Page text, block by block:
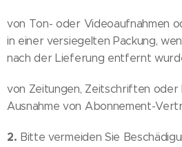
von Ton- oder Videoaufnahmen
in einer versiegelten Packung,
nach der Lieferung entfernt
von Zeitungen, Zeitschriften oder
Ausnahme von Abonnement-
2. Bitte vermeiden Sie